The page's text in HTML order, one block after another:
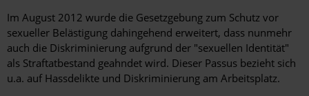
Im August 2012 wurde die Gesetzgebung zum Schutz vor
sexueller Belästigung dahingehend erweitert, dass nunmehr
auch die Diskriminierung aufgrund der "sexuellen Identität"
als Straftatbestand geahndet wird. Dieser Passus bezieht sich
u.a. auf Hassdelikte und Diskriminierung am Arbeitsplatz.